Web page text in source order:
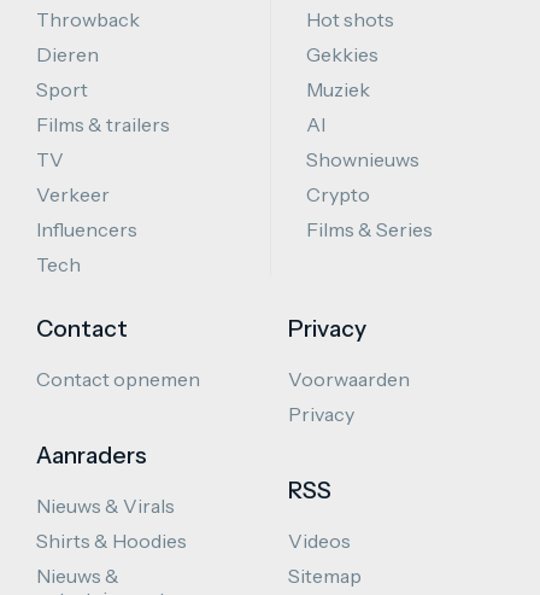
Throwback
Dieren
Sport
Films & trailers
TV
Verkeer
Influencers
Tech
Hot shots
Gekkies
Muziek
AI
Shownieuws
Crypto
Films & Series
Contact
Contact opnemen
Aanraders
Nieuws & Virals
Shirts & Hoodies
Nieuws &
Privacy
Voorwaarden
Privacy
RSS
Videos
Sitemap